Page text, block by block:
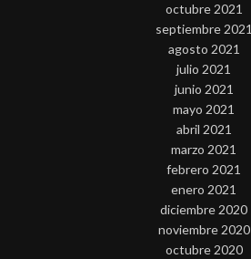
octubre 2021
septiembre 2021
agosto 2021
julio 2021
junio 2021
mayo 2021
abril 2021
marzo 2021
febrero 2021
enero 2021
diciembre 2020
noviembre 2020
octubre 2020